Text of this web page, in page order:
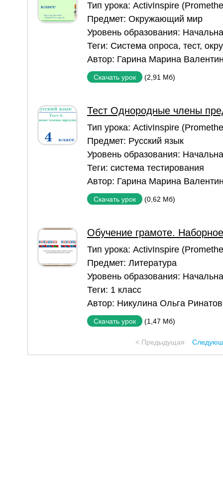
Тип урока: ActivInspire
Предмет: Окружающий мир
Уровень образования:
Теги: Система опроса, тест,
Автор: Гарина Марина
Скачать урок (2,91 Мб)
Тест Однородные члены
Тип урока: ActivInspire
Предмет: Русский язык
Уровень образования:
Теги: система тестирования
Автор: Гарина Марина
Скачать урок (0,62 Мб)
Обучение грамоте.
Тип урока: ActivInspire
Предмет: Литература
Уровень образования:
Теги: 1 класс
Автор: Никулина Ольга
Скачать урок (1,47 Мб)
< Предыдущая